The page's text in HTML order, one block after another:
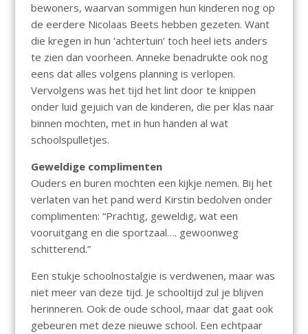
bewoners, waarvan sommigen hun kinderen nog op
de eerdere Nicolaas Beets hebben gezeten. Want
die kregen in hun ‘achtertuin’ toch heel iets anders
te zien dan voorheen. Anneke benadrukte ook nog
eens dat alles volgens planning is verlopen.
Vervolgens was het tijd het lint door te knippen
onder luid gejuich van de kinderen, die per klas naar
binnen mochten, met in hun handen al wat
schoolspulletjes.
Geweldige complimenten
Ouders en buren mochten een kijkje nemen. Bij het
verlaten van het pand werd Kirstin bedolven onder
complimenten: “Prachtig, geweldig, wat een
vooruitgang en die sportzaal…. gewoonweg
schitterend.”
Een stukje schoolnostalgie is verdwenen, maar was
niet meer van deze tijd. Je schooltijd zul je blijven
herinneren. Ook de oude school, maar dat gaat ook
gebeuren met deze nieuwe school. Een echtpaar